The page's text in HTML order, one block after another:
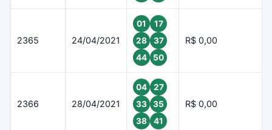
2365 24/04/2021
01
17
28
37
44
50
R$ 0,00
2366 28/04/2021
04
27
33
35
38
41
R$ 0,00